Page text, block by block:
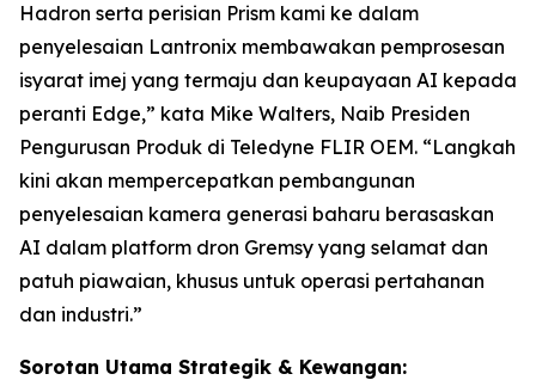
Hadron serta perisian Prism kami ke dalam
penyelesaian Lantronix membawakan pemprosesan
isyarat imej yang termaju dan keupayaan AI kepada
peranti Edge,” kata Mike Walters, Naib Presiden
Pengurusan Produk di Teledyne FLIR OEM. “Langkah
kini akan mempercepatkan pembangunan
penyelesaian kamera generasi baharu berasaskan
AI dalam platform dron Gremsy yang selamat dan
patuh piawaian, khusus untuk operasi pertahanan
dan industri.”
Sorotan Utama Strategik & Kewangan: